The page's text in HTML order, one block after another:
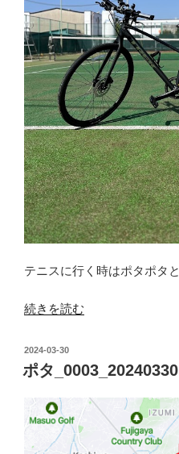
テニスに行く時はポタポタと
“テ
ス
コ
ト
ま
で
続きを読む
投
稿
日:
2024-03-30
ポタ_0003_20240330